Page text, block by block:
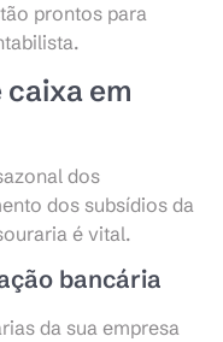
prontos para
caixa em
dos
dos subsídios da
é vital.
bancária
da sua empresa